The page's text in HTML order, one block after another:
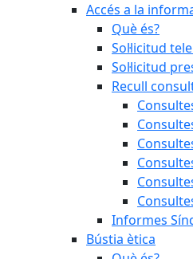
Accés a la
Què és?
Sol·licitud
Sol·licitud
Recull
Informes
Bústia ètica